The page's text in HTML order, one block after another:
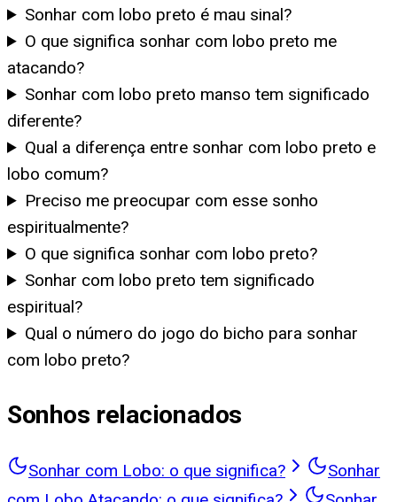
Sonhar com lobo preto é mau sinal?
O que significa sonhar com lobo preto me
atacando?
Sonhar com lobo preto manso tem significado
diferente?
Qual a diferença entre sonhar com lobo preto e
lobo comum?
Preciso me preocupar com esse sonho
espiritualmente?
O que significa sonhar com lobo preto?
Sonhar com lobo preto tem significado
espiritual?
Qual o número do jogo do bicho para sonhar
com lobo preto?
Sonhos relacionados
Sonhar com Lobo: o que significa?
Sonhar